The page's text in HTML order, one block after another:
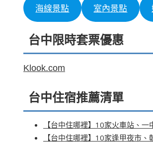
海線景點 室內景點
台中限時套票優惠
Klook.com
台中住宿推薦清單
【台中住哪裡】10家火車站、
【台中住哪裡】10家逢甲夜市